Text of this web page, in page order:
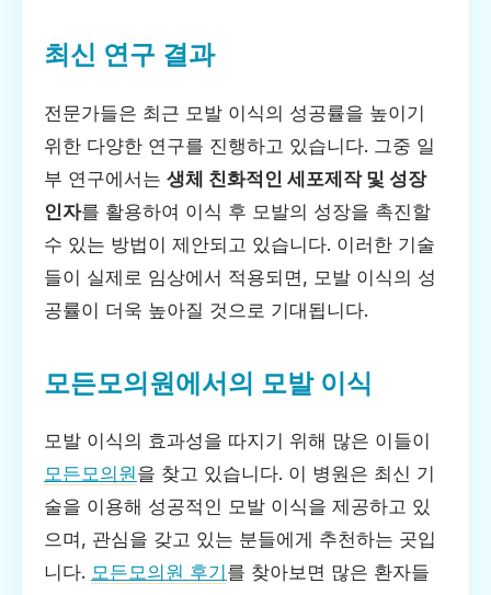
최신 연구 결과
전문가들은 최근 모발 이식의 성공률을 높이기
위한 다양한 연구를 진행하고 있습니다. 그중 일
부 연구에서는 생체 친화적인 세포제작 및 성장
인자를 활용하여 이식 후 모발의 성장을 촉진할
수 있는 방법이 제안되고 있습니다. 이러한 기술
들이 실제로 임상에서 적용되면, 모발 이식의 성
공률이 더욱 높아질 것으로 기대됩니다.
모든모의원에서의 모발 이식
모발 이식의 효과성을 따지기 위해 많은 이들이
모든모의원을 찾고 있습니다. 이 병원은 최신 기
술을 이용해 성공적인 모발 이식을 제공하고 있
으며, 관심을 갖고 있는 분들에게 추천하는 곳입
니다. 모든모의원 후기 를 찾아보면 많은 환자들